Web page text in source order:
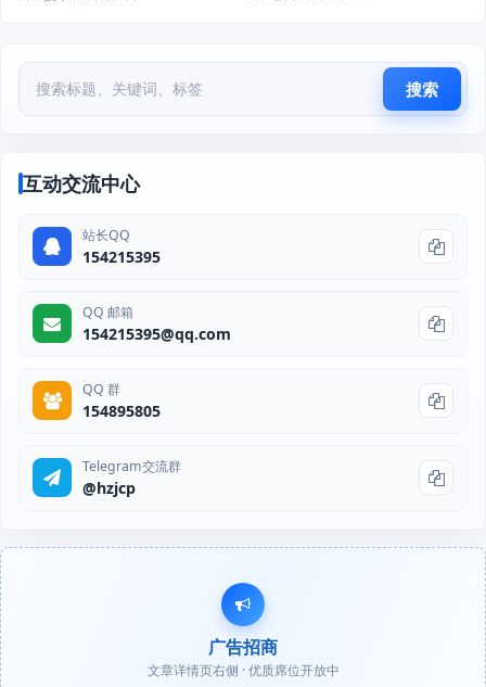
搜索
互动交流中心
站长QQ
154215395
QQ 邮箱
154215395@qq.com
QQ 群
154895805
Telegram交流群
@hzjcp
广告招商
文章详情页右侧 · 优质席位开放中